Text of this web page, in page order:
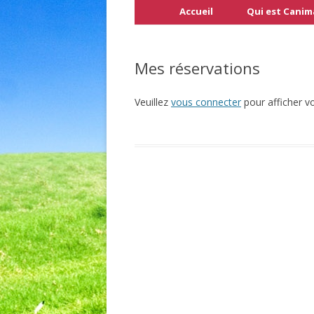
Accueil Qui est
Mes réservations
Veuillez vous connecter pour afficher